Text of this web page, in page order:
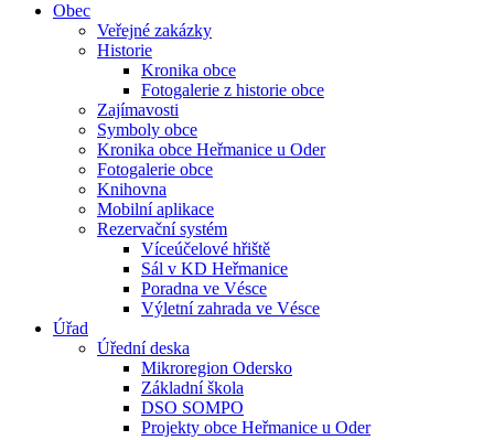
Obec
Veřejné zakázky
Historie
Kronika obce
Fotogalerie z historie obce
Zajímavosti
Symboly obce
Kronika obce Heřmanice u Oder
Fotogalerie obce
Knihovna
Mobilní aplikace
Rezervační systém
Víceúčelové hřiště
Sál v KD Heřmanice
Poradna ve Vésce
Výletní zahrada ve Vésce
Úřad
Úřední deska
Mikroregion Odersko
Základní škola
DSO SOMPO
Projekty obce Heřmanice u Oder